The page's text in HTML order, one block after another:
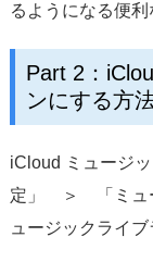
るようになる便利
Part 2：
ンにする方
iCloud ミュージ
定」 ＞ 「ミュ
ュージックライ